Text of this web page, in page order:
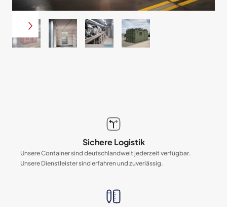
Sichere Logistik
Unsere Container sind deutschlandweit jederzeit verfügbar.
Unsere Dienstleister sind erfahren und zuverlässig.